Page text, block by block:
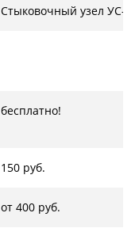
Стыковочный узел УС-1
бесплатно!
150 руб.
от 400 руб.